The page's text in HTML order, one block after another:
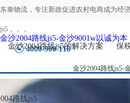
东泰物流，专注新政促进农村电商成为经
js5 ，，，
4000-900-118
金沙2004路线js5-
金沙2004路线js5-金沙9001w以诚为本
金沙2004路线js5的解决方案
保
路线js5